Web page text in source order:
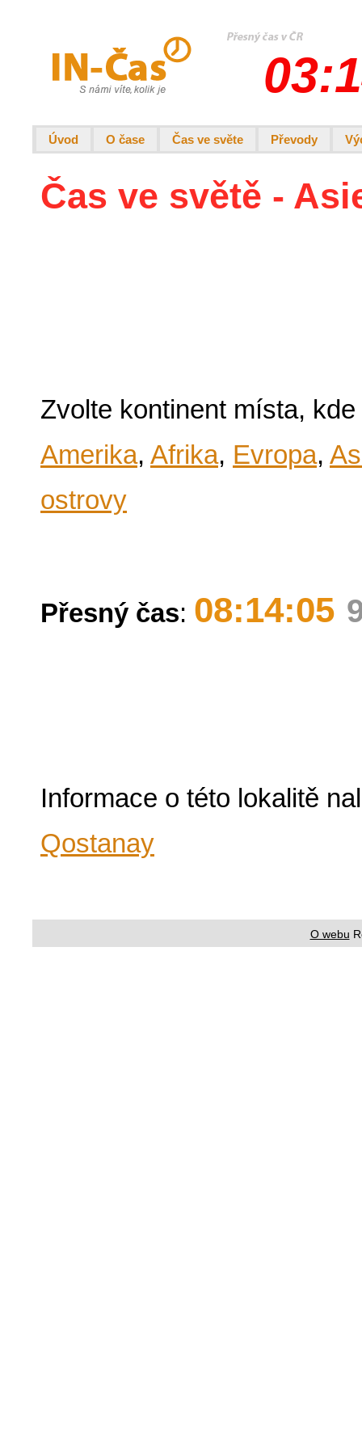
Úvod O čase Čas ve světe Převody
Čas ve světě -
Zvolte kontinent místa,
Amerika, Afrika, Evropa,
ostrovy
Přesný čas: 08:14:05
Informace o této lokalitě
Qostanay
O webu